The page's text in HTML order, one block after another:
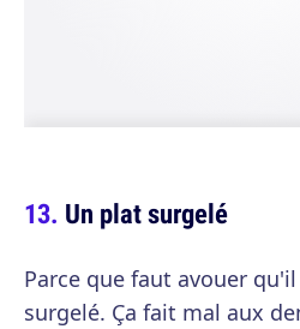
Un plat surgelé
Parce que faut avouer
surgelé. Ça fait mal aux